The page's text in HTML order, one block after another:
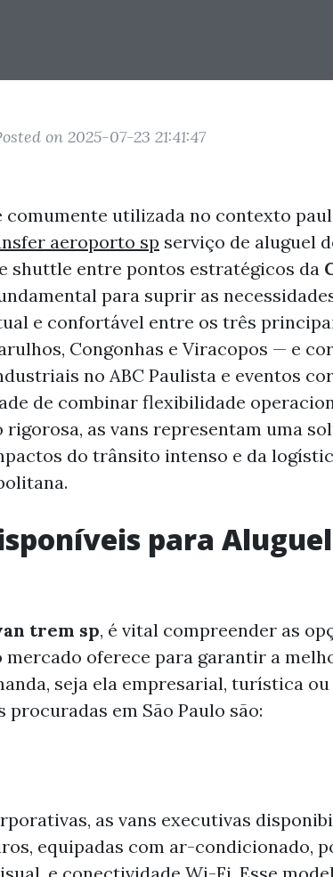
on 2025-07-23 21:41:47
comumente utilizada no contexto
aeroporto sp serviço de aluguel
shuttle entre pontos estratégicos da
para suprir as
e confortável entre os três
Congonhas e Viracopos — e
no ABC Paulista e eventos
de combinar flexibilidade
as vans representam uma
do trânsito intenso e da
para
trem sp, é vital compreender as
oferece para garantir a
seja ela empresarial, turística
procuradas em São Paulo são:
as vans executivas
equipadas com ar-condicionado,